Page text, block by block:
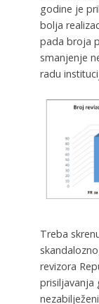
godine je
bolja
pada broja
smanjenje
radu
Treba
revizora
prisiljavanja